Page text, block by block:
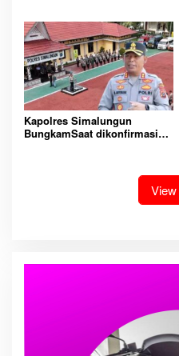
Dan Tangkap!
Kapolres Simalungun
BungkamSaat dikonfirmasi
Dikecamatan gunung malela